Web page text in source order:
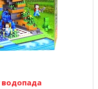
водопада